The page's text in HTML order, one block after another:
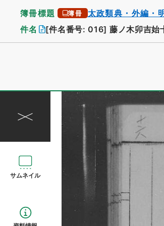
簿冊標題 簿冊 太政類典・外編・
件名 [件名番号: 016] 藤ノ木卯吉始
サムネイル